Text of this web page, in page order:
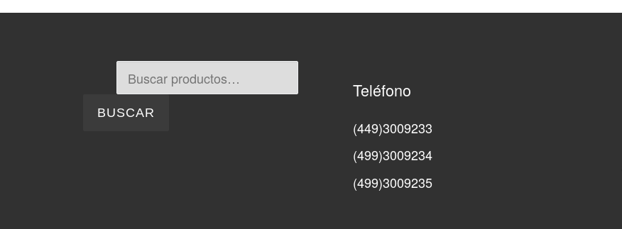
BUSCAR
Teléfono
(449)3009233
(499)3009234
(499)3009235